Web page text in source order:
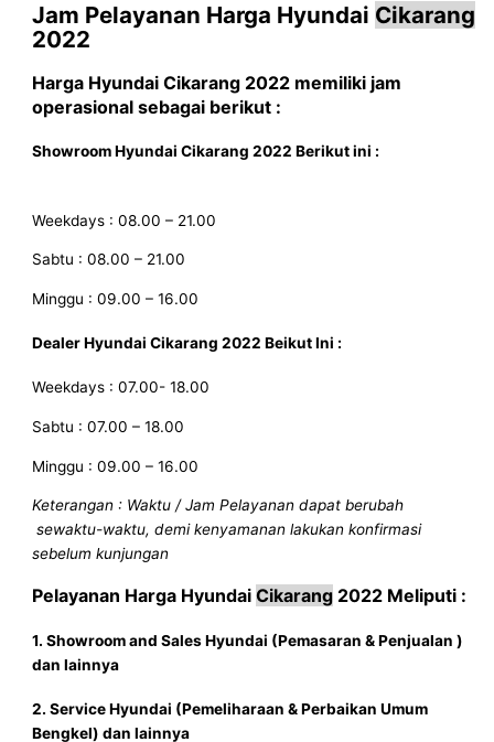
Jam Pelayanan Harga Hyundai Cikarang
2022
Harga HyundaiCikarang 2022 memiliki jam
operasional sebagai berikut :
Showroom HyundaiCikarang 2022Berikut ini :
Weekdays : 08.00 – 21.00
Sabtu : 08.00 – 21.00
Minggu : 09.00 – 16.00
Dealer HyundaiCikarang 2022Beikut Ini :
Weekdays : 07.00- 18.00
Sabtu : 07.00 – 18.00
Minggu : 09.00 – 16.00
Keterangan : Waktu / Jam Pelayanan dapat berubah
sewaktu-waktu, demi kenyamanan lakukan konfirmasi
sebelum kunjungan
Pelayanan Harga Hyundai Cikarang 2022 Meliputi :
1. Showroom and SalesHyundai (Pemasaran & Penjualan )
dan lainnya
2. ServiceHyundai (Pemeliharaan & Perbaikan Umum
Bengkel) dan lainnya